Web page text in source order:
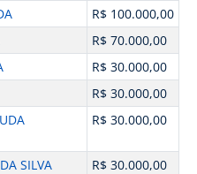
R$ 100.000,00
R$ 70.000,00
R$ 30.000,00
R$ 30.000,00
R$ 30.000,00
SILVA
R$ 30.000,00